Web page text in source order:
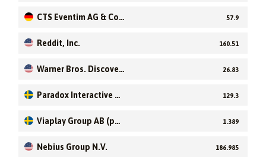
CTS Eventim AG & Co.
57.9
Reddit, Inc. 160.51
Warner Bros. Discover
26.83
Paradox Interactive A
129.3
Viaplay Group AB (pu
1.389
Nebius Group N.V. 186.985